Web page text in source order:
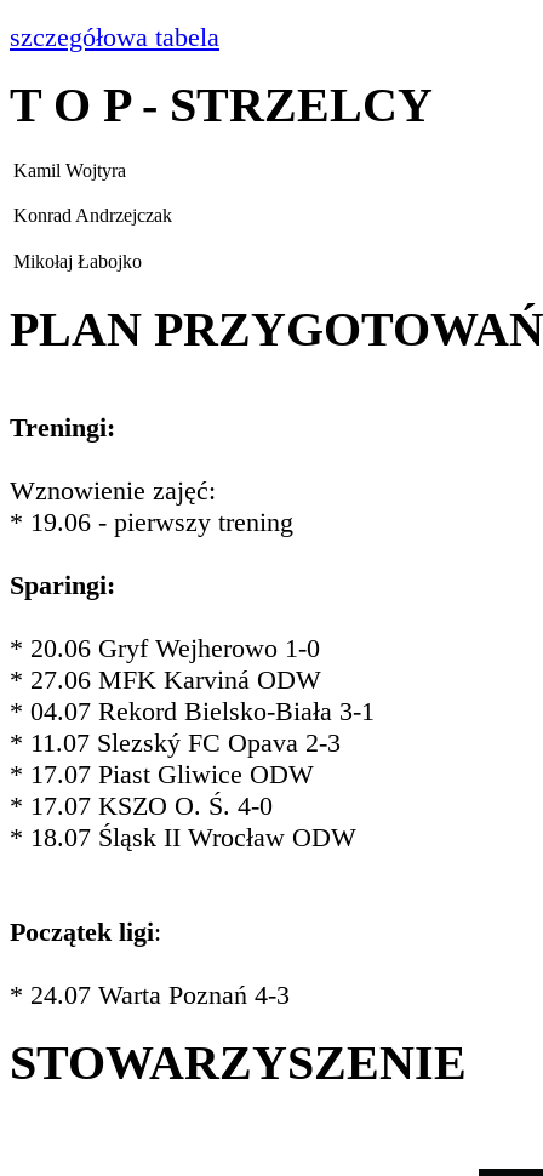
szczegółowa tabela
T O P - STRZELCY
Kamil Wojtyra
Konrad Andrzejczak
Mikołaj Łabojko
PLAN PRZYGOTOWAŃ
Treningi:
Wznowienie zajęć:
* 19.06 - pierwszy trening
Sparingi:
* 20.06 Gryf Wejherowo 1-0
* 27.06 MFK Karviná ODW
* 04.07 Rekord Bielsko-Biała 3-1
* 11.07 Slezský FC Opava 2-3
* 17.07 Piast Gliwice ODW
* 17.07 KSZO O. Ś. 4-0
* 18.07 Śląsk II Wrocław ODW
Początek ligi:
* 24.07 Warta Poznań 4-3
STOWARZYSZENIE